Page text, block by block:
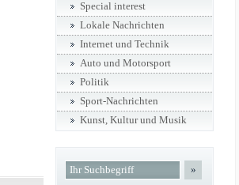
Special interest
Lokale Nachrichten
Internet und Technik
Auto und Motorsport
Politik
Sport-Nachrichten
Kunst, Kultur und Musik
»